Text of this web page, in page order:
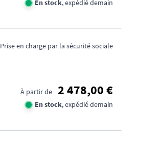
En stock, expédié demain
Prise en charge par la sécurité sociale
À partir de 2 478,00 €
En stock, expédié demain